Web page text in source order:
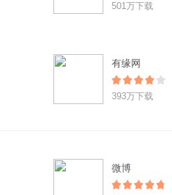
501万下载
有缘网
393万下载
微博